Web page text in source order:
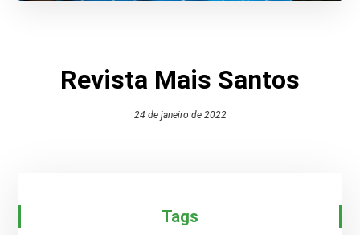
Revista Mais Santos
24 de janeiro de 2022
Tags